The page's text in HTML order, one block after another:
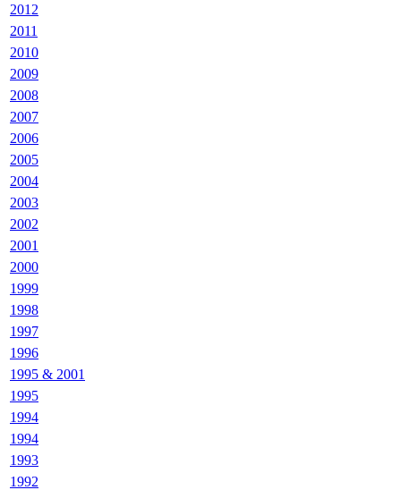
2012
2011
2010
2009
2008
2007
2006
2005
2004
2003
2002
2001
2000
1999
1998
1997
1996
1995 & 2001
1995
1994
1994
1993
1992